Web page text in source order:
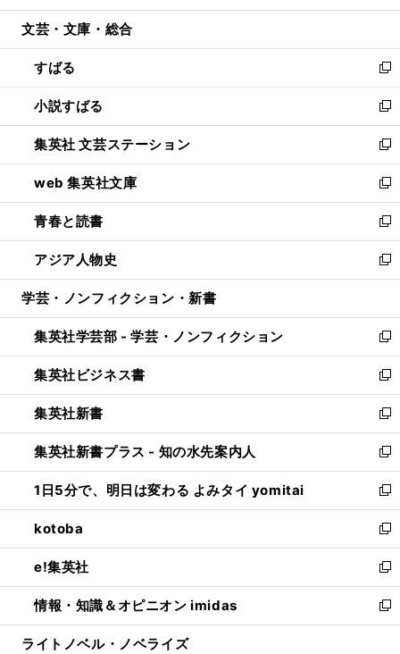
開
ウ
開
く
ン
ウ
で
開
く
ウ
ン
ド
ウ
で
開
く
文芸・文庫・総合
すばる
新
し
い
ウ
ィ
ン
ド
ウ
で
開
く
小説すばる
新
し
い
ウ
ィ
ン
ド
ウ
で
開
集英社 文芸ステーション
新
し
い
ウ
ィ
ン
ド
ウ
開
く
web 集英社文庫
新
し
い
ウ
ィ
ン
ウ
で
開
く
青春と読書
新
し
い
ウ
ン
ド
ウ
で
開
く
アジア人物史
新
し
ウ
ィ
ン
ド
ウ
で
開
く
学芸・ノンフィクション・新書
集英社学芸部 - 学芸・ノンフィクション
新
し
い
ウ
ィ
ン
ド
ウ
で
開
く
集英社ビジネス書
新
し
い
ウ
ィ
ン
ド
ウ
で
開
く
集英社新書
新
し
い
ウ
ィ
ン
ド
ウ
で
開
く
集英社新書プラス - 知の水先案内人
新
し
い
ウ
ィ
ン
ド
ウ
で
開
1日5分で、明日は変わる よみタイ yomitai
新
し
い
ウ
ィ
ン
ド
ウ
kotoba
新
し
い
ウ
ィ
ン
e!集英社
新
し
い
ウ
情報・知識＆オピニオン imidas
新
し
ライトノベル・ノベライズ